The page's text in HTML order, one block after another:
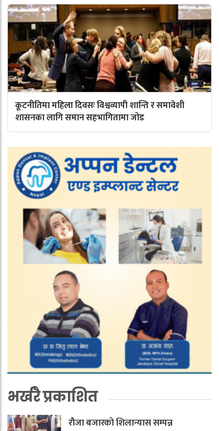
कूटनीतिमा महिला दिवसः विश्वव्यापी शान्ति र समावेशी
शासनका लागि समान सहभागितामा जोड
भर्खरै प्रकाशित
रौजा बजारको शिलान्यास सम्पन्न